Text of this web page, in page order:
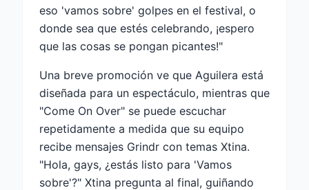
eso 'vamos sobre' golpes en el festival, o
donde sea que estés celebrando, ¡espero
que las cosas se pongan picantes!"
Una breve promoción ve que Aguilera está
diseñada para un espectáculo, mientras que
"Come On Over" se puede escuchar
repetidamente a medida que su equipo
recibe mensajes Grindr con temas Xtina.
"Hola, gays, ¿estás listo para 'Vamos
sobre'?" Xtina pregunta al final, guiñando